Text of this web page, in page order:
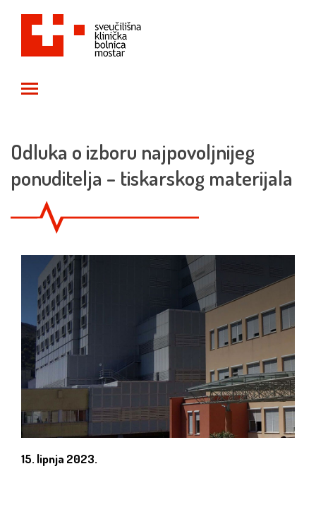
Odluka o izboru najpovoljnijeg
ponuditelja – tiskarskog materijala
15. lipnja 2023.